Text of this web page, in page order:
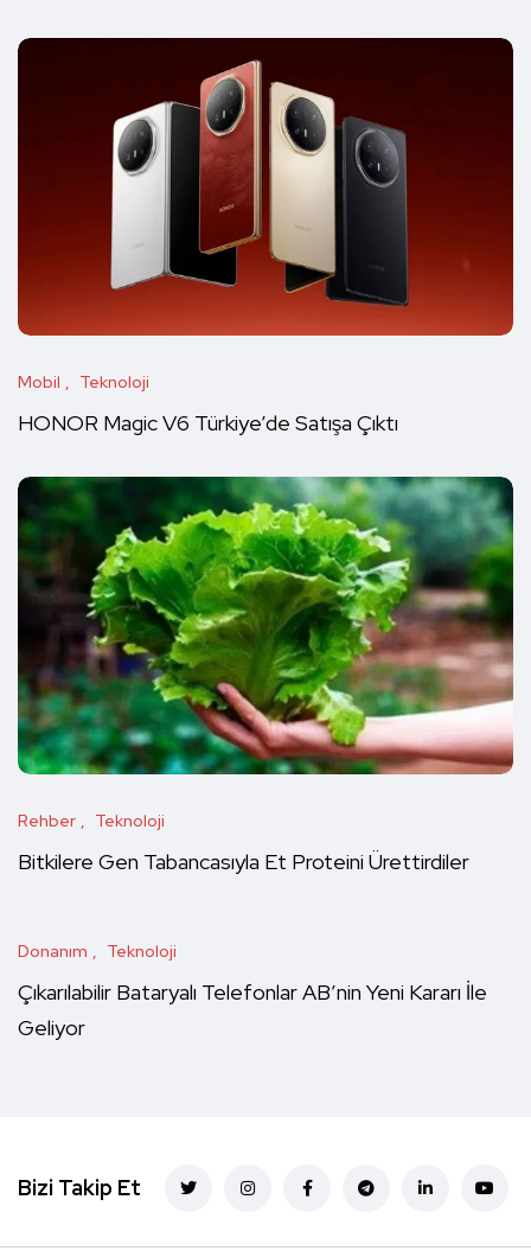
Mobil Teknoloji
HONOR Magic V6 Türkiye’de Satışa Çıktı
Rehber Teknoloji
Bitkilere Gen Tabancasıyla Et Proteini Ürettirdiler
Donanım Teknoloji
Çıkarılabilir Bataryalı Telefonlar AB’nin Yeni Kararı İle
Geliyor
Bizi Takip Et